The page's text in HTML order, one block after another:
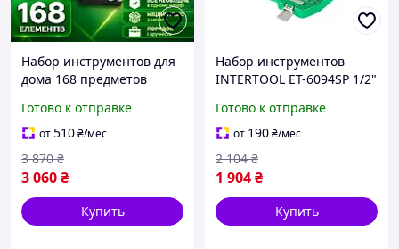
Набор инструментов для
дома 168 предметов
в кейсе CrV сталь
Универсальные наборы
инструмента для сто ТОП
Готово к отправке
от510₴/мес
3 060₴
3 870 ₴
Купить
Набор инструментов
INTERTOOL ET-6094SP 1/2"
инструментов для СТО
Готово к отправке
от 190₴/мес
1 904₴
2 104 ₴
Купить